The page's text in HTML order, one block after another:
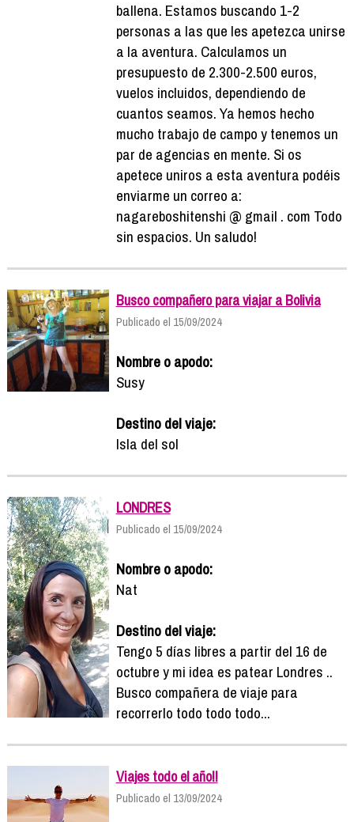
ballena. Estamos buscando 1-2
personas a las que les apetezca unirse
a la aventura. Calculamos un
presupuesto de 2.300-2.500 euros,
vuelos incluidos, dependiendo de
cuantos seamos. Ya hemos hecho
mucho trabajo de campo y tenemos un
par de agencias en mente. Si os
apetece uniros a esta aventura podéis
enviarme un correo a:
nagareboshitenshi @ gmail . com Todo
sin espacios. Un saludo!
Busco compañero para viajar a Bolivia
Publicado el 15/09/2024
Nombre o apodo:
Susy
Destino del viaje:
Isla del sol
LONDRES
Publicado el 15/09/2024
Nombre o apodo:
Nat
Destino del viaje:
Tengo 5 días libres a partir del 16 de
octubre y mi idea es patear Londres ..
Busco compañera de viaje para
recorrerlo todo todo todo...
Viajes todo el año!!
Publicado el 13/09/2024